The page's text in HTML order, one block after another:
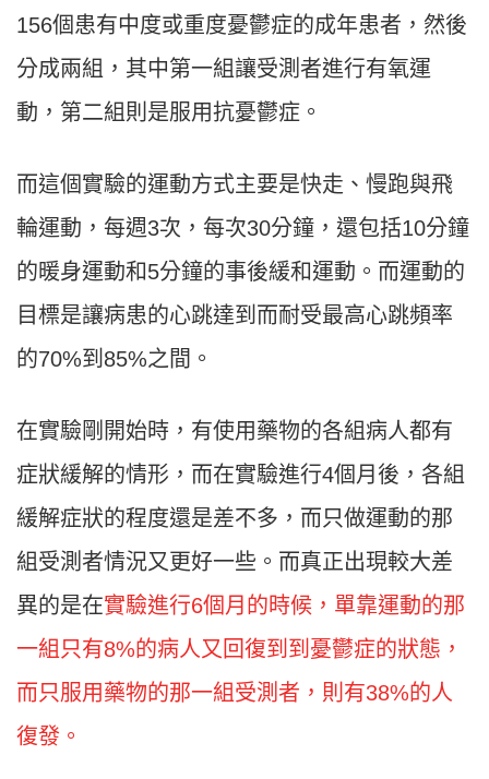
156個患有中度或重度憂鬱症的成年患者，然後
分成兩組，其中第一組讓受測者進行有氧運
動，第二組則是服用抗憂鬱症。
而這個實驗的運動方式主要是快走、慢跑與飛
輪運動，每週3次，每次30分鐘，還包括10分鐘
的暖身運動和5分鐘的事後緩和運動。而運動的
目標是讓病患的心跳達到而耐受最高心跳頻率
的70%到85%之間。
在實驗剛開始時，有使用藥物的各組病人都有
症狀緩解的情形，而在實驗進行4個月後，各組
緩解症狀的程度還是差不多，而只做運動的那
組受測者情況又更好一些。而真正出現較大差
異的是在實驗進行6個月的時候，單靠運動的那
一組只有8%的病人又回復到到憂鬱症的狀態，
而只服用藥物的那一組受測者，則有38%的人
復發。